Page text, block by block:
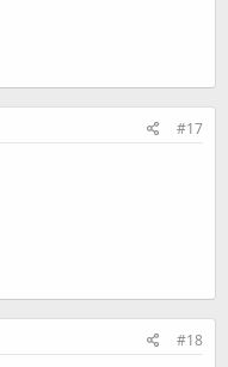
#17
#18